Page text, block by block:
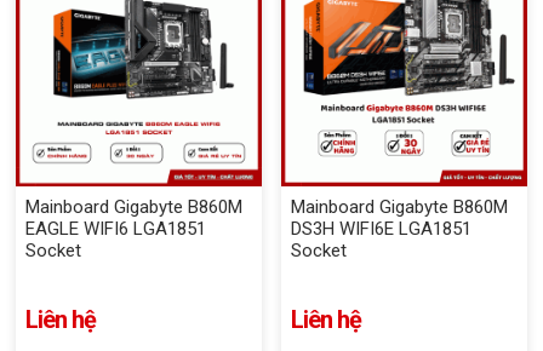
Mainboard Gigabyte B860M
EAGLE WIFI6 LGA1851
Socket
Liên hệ
Mainboard Gigabyte B860M
DS3H WIFI6E LGA1851
Socket
Liên hệ